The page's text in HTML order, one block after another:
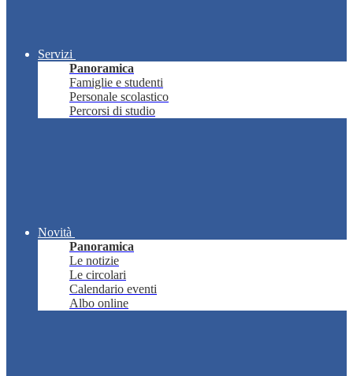
Servizi
Panoramica
Famiglie e studenti
Personale scolastico
Percorsi di studio
Novità
Panoramica
Le notizie
Le circolari
Calendario eventi
Albo online